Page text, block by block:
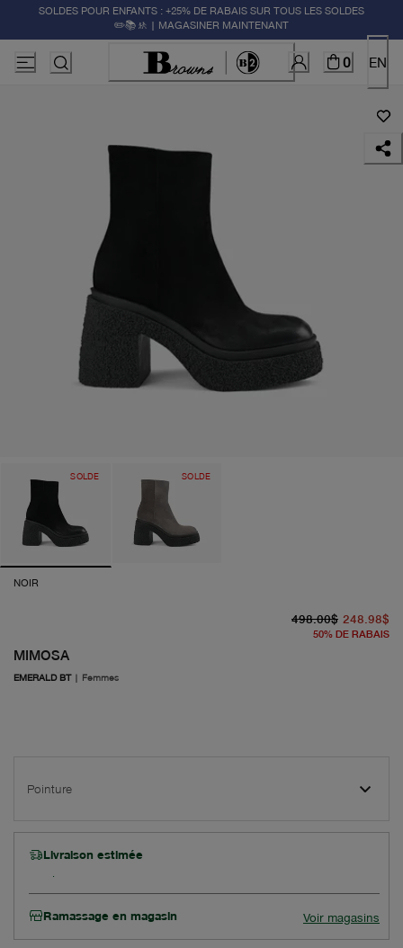
SOLDES POUR ENFANTS : +25% DE RABAIS SUR TOUS LES SOLDES
✏️📚🚸 | MAGASINER MAINTENANT
0 EN
SOLDE SOLDE
NOIR
MIMOSA
EMERALD BT| Femmes
498.00$ 248.98$
50% DE RABAIS
Pointure
Livraison estimée
Ramassage en magasin Voir magasins